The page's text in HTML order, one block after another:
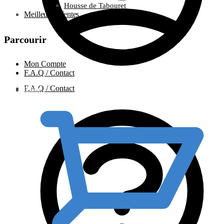
F.A.Q / Contact
Housse de Tabouret
Meilleures Ventes
Parcourir
Mon Compte
F.A.Q / Contact
0.00€